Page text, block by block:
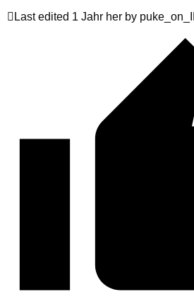
Last edited 1 Jahr her by